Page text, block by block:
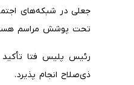
جعلی در شبکه‌های
تحت پوشش مراسم
رئیس پلیس فتا
ذی‌صلاح انجام پذیرد.